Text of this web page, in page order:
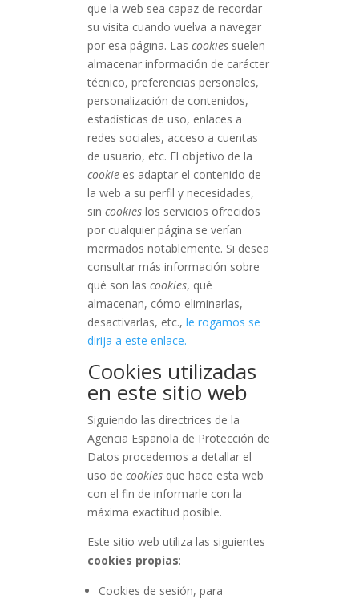
que la web sea capaz de recordar
su visita cuando vuelva a navegar
por esa página. Lascookies suelen
almacenar información de carácter
técnico, preferencias personales,
personalización de contenidos,
estadísticas de uso, enlaces a
redes sociales, acceso a cuentas
de usuario, etc. El objetivo de la
cookie es adaptar el contenido de
la web a su perfil y necesidades,
sincookies los servicios ofrecidos
por cualquier página se verían
mermados notablemente. Si desea
consultar más información sobre
qué son lascookies, qué
almacenan, cómo eliminarlas,
desactivarlas, etc.,le rogamos se
dirija a este enlace.
Cookies utilizadas
en este sitio web
Siguiendo las directrices de la
Agencia Española de Protección de
Datos procedemos a detallar el
uso decookies que hace esta web
con el fin de informarle con la
máxima exactitud posible.
Este sitio web utiliza las siguientes
cookies propias:
Cookies de sesión, para